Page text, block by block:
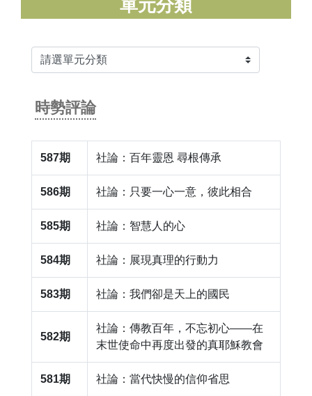
單元分類
時勢評論
587期 社論：百年靈恩 尋根傳承
586期 社論：只要一心一意，彼此相合
585期 社論：智慧人的心
584期 社論：展現真理的行動力
583期 社論：我們卻是天上的國民
582期
社論：傳教百年，不忘初心——在
末世使命中再度出發的真耶穌教會
581期 ​社論：當代快慢的信仰省思